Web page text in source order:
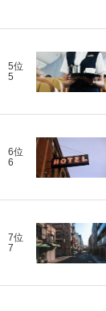
5位
5
6位
6
7位
7